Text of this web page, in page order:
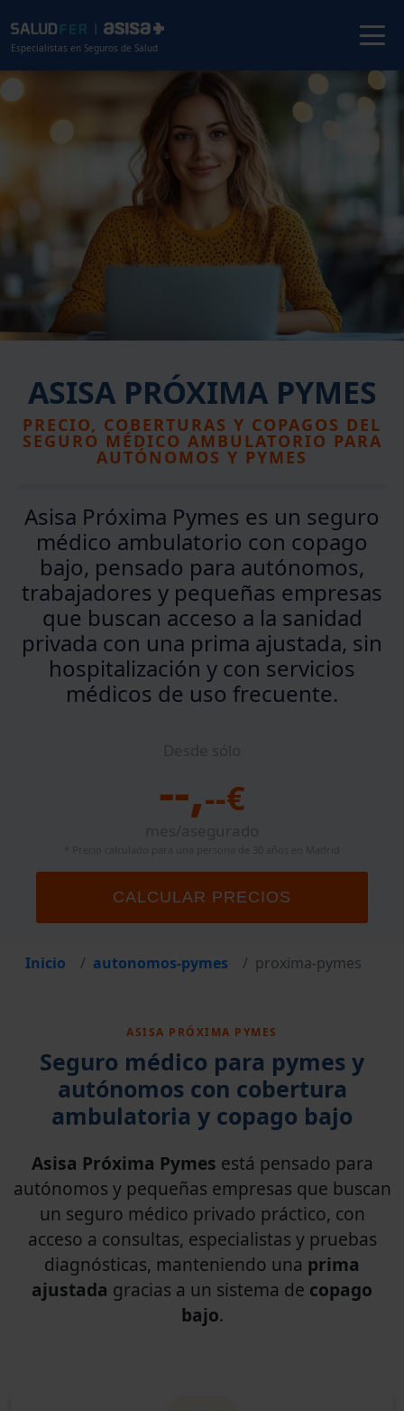
Especialistas en Seguros de Salud
ASISA PRÓXIMA PYMES
PRECIO, COBERTURAS Y COPAGOS DEL
SEGURO MÉDICO AMBULATORIO PARA
AUTÓNOMOS Y PYMES
Asisa Próxima Pymes es un seguro
médico ambulatorio con copago
bajo, pensado para autónomos,
trabajadores y pequeñas empresas
que buscan acceso a la sanidad
privada con una prima ajustada, sin
hospitalización y con servicios
médicos de uso frecuente.
--,--€
CALCULAR PRECIOS
Inicio autonomos-pymes proxima-pymes
ASISA PRÓXIMA PYMES
Seguro médico para pymes y
autónomos con cobertura
ambulatoria y copago bajo
Asisa Próxima Pymes está pensado para
autónomos y pequeñas empresas que buscan
un seguro médico privado práctico, con
acceso a consultas, especialistas y pruebas
diagnósticas, manteniendo una prima
ajustada gracias a un sistema de copago
bajo.